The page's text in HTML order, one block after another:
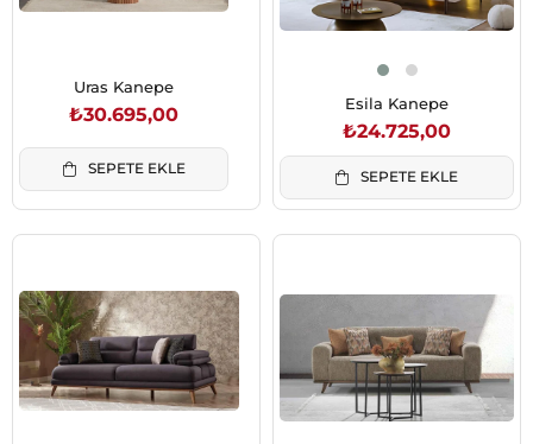
Uras Kanepe
₺30.695,00
SEPETE EKLE
Esila Kanepe
₺24.725,00
SEPETE EKLE